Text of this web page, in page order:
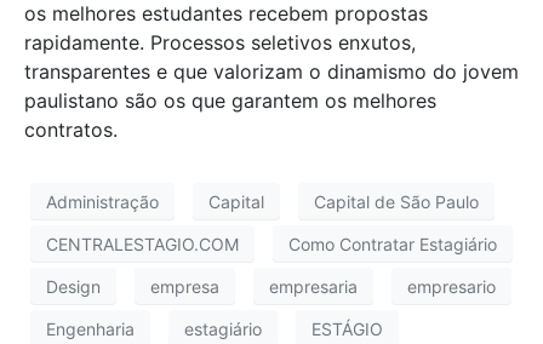
os melhores estudantes recebem propostas
rapidamente. Processos seletivos enxutos,
transparentes e que valorizam o dinamismo do jovem
paulistano são os que garantem os melhores
contratos.
Administração Capital Capital de São Paulo
CENTRALESTAGIO.COM Como Contratar Estagiário
Design empresa empresaria empresario
Engenharia estagiário ESTÁGIO